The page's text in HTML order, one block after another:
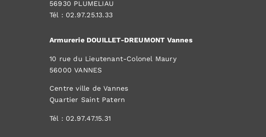
56930 PLUMELIAU
Tél : 02.97.25.13.33
Armurerie DOUILLET-DREUMONT Vannes
10 rue du Lieutenant-Colonel Maury
56000 VANNES
Centre ville de Vannes
Quartier Saint Patern
Tél : 02.97.47.15.31